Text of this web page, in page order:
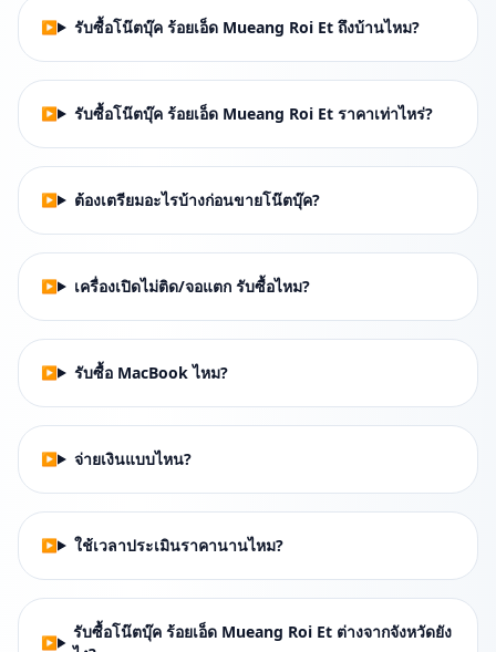
รับซื้อโน๊ตบุ๊ค ร้อยเอ็ด Mueang Roi Et ถึงบ้านไหม?
รับซื้อโน๊ตบุ๊ค ร้อยเอ็ด Mueang Roi Et ราคาเท่าไหร่?
ต้องเตรียมอะไรบ้างก่อนขายโน๊ตบุ๊ค?
เครื่องเปิดไม่ติด/จอแตก รับซื้อไหม?
รับซื้อ MacBook ไหม?
จ่ายเงินแบบไหน?
ใช้เวลาประเมินราคานานไหม?
รับซื้อโน๊ตบุ๊ค ร้อยเอ็ด Mueang Roi Et ต่างจากจังหวัดยัง